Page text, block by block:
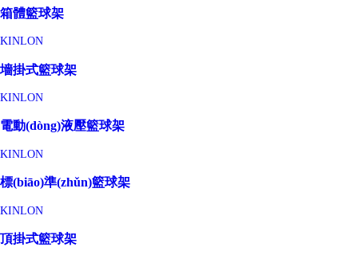
箱體籃球架
KINLON
墻掛式籃球架
KINLON
電動(dòng)液壓籃球架
KINLON
標(biāo)準(zhǔn)籃球架
KINLON
頂掛式籃球架